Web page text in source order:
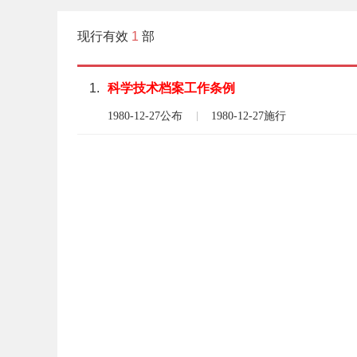
现行有效 1 部
1. 科学技术档案工作条例
1980-12-27公布 1980-12-27施行